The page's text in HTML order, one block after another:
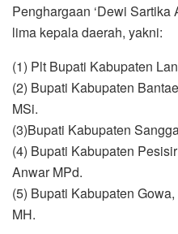
Penghargaan ‘Dewi Sartika
lima kepala daerah, yakni:
(1) Plt Bupati Kabupaten
(2) Bupati Kabupaten
MSi.
(3)Bupati Kabupaten
(4) Bupati Kabupaten
Anwar MPd.
(5) Bupati Kabupaten
MH.